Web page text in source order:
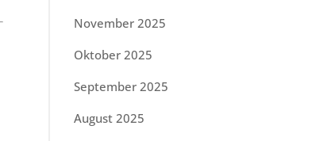
November 2025
Oktober 2025
September 2025
August 2025